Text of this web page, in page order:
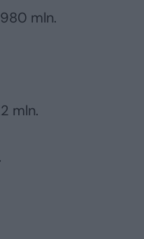
mln.
mln.